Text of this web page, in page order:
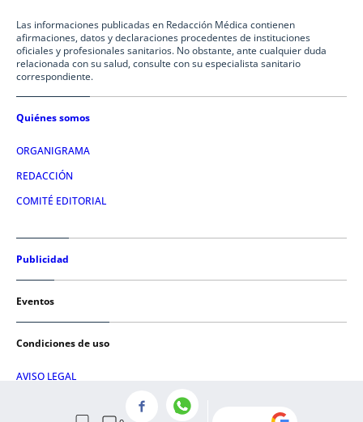
Las informaciones publicadas en Redacción Médica contienen
afirmaciones, datos y declaraciones procedentes de instituciones
oficiales y profesionales sanitarios. No obstante, ante cualquier duda
relacionada con su salud, consulte con su especialista sanitario
correspondiente.
Quiénes somos
ORGANIGRAMA
REDACCIÓN
COMITÉ EDITORIAL
Publicidad
Eventos
Condiciones de uso
AVISO LEGAL